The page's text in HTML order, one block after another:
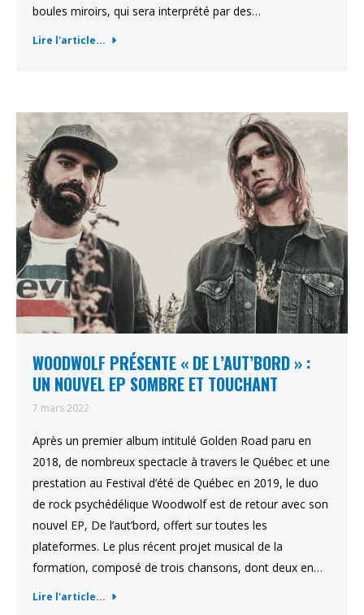
boules miroirs, qui sera interprété par des…
Lire l'article...
WOODWOLF PRÉSENTE « DE L’AUT’BORD » :
UN NOUVEL EP SOMBRE ET TOUCHANT
7 mars 2022
Après un premier album intitulé Golden Road paru en
2018, de nombreux spectacle à travers le Québec et une
prestation au Festival d’été de Québec en 2019, le duo
de rock psychédélique Woodwolf est de retour avec son
nouvel EP, De l’aut’bord, offert sur toutes les
plateformes. Le plus récent projet musical de la
formation, composé de trois chansons, dont deux en…
Lire l'article...